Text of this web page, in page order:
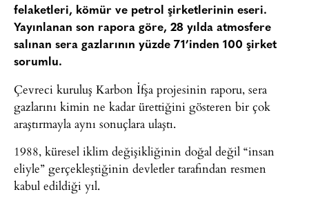
felaketleri, kömür ve petrol şirketlerinin eseri.
Yayınlanan son rapora göre, 28 yılda atmosfere
salınan sera gazlarının yüzde 71’inden 100 şirket
sorumlu.
Çevreci kuruluş Karbon İfşa projesinin raporu, sera
gazlarını kimin ne kadar ürettiğini gösteren bir çok
araştırmayla aynı sonuçlara ulaştı.
1988, küresel iklim değişikliğinin doğal değil “insan
eliyle” gerçekleştiğinin devletler tarafından resmen
kabul edildiği yıl.